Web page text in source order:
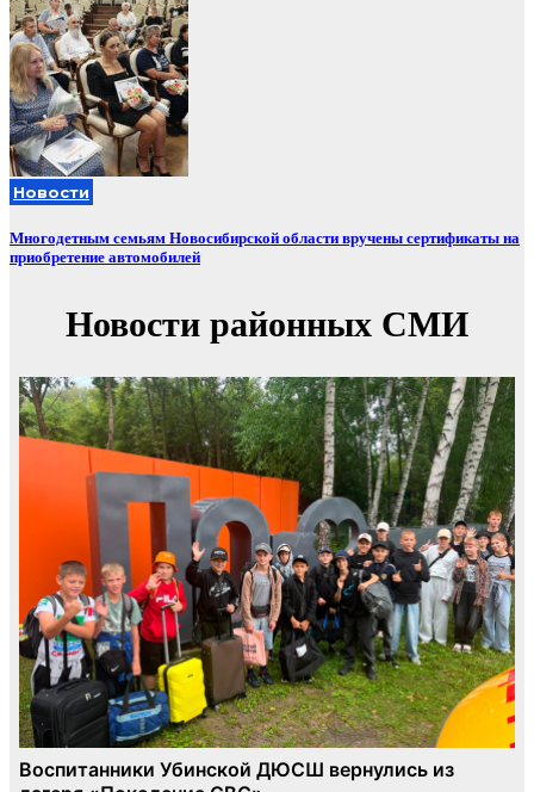
Новости
Многодетным семьям Новосибирской области вручены сертификаты на
приобретение автомобилей